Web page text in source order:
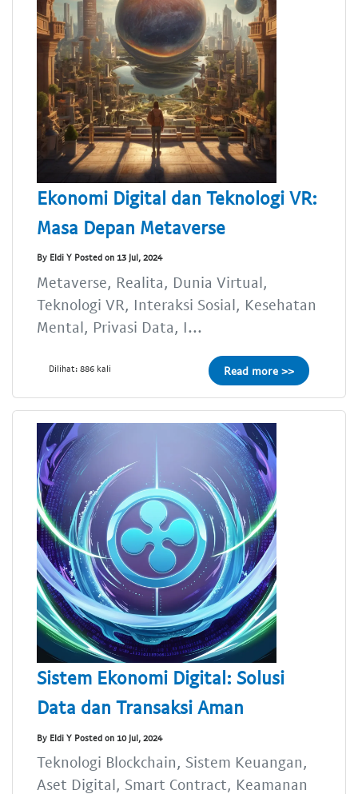
Ekonomi Digital dan Teknologi VR:
Masa Depan Metaverse
By Eldi Y Posted on 13 Jul, 2024
Metaverse, Realita, Dunia Virtual,
Teknologi VR, Interaksi Sosial, Kesehatan
Mental, Privasi Data, I...
Dilihat: 886 kali Read more >>
Sistem Ekonomi Digital: Solusi
Data dan Transaksi Aman
By Eldi Y Posted on 10 Jul, 2024
Teknologi Blockchain, Sistem Keuangan,
Aset Digital, Smart Contract, Keamanan